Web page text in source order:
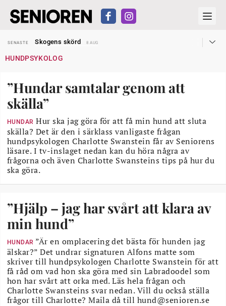
SENASTE
Skogens skörd
8 AUG
SENASTE
Reform för äldre kan bli slag i luften
SENASTE
Snart kan telefonförsäljning förbjudas i Sverige
SENASTE
Hyror rusar ifrån äldres bostadstillägg
28 JUL
SENASTE
Skogens skörd
HUNDPSYKOLOG
”Hundar samtalar genom att
skälla”
HUNDAR Hur ska jag göra för att få min hund att sluta
skälla? Det är den i särklass vanligaste frågan
hundpsykologen Charlotte Swanstein får av Seniorens
läsare. I tv-inslaget nedan kan du höra några av
frågorna och även Charlotte Swansteins tips på hur du
ska göra.
”Hjälp – jag har svårt att klara av
min hund”
HUNDAR ”Är en omplacering det bästa för hunden jag
älskar?” Det undrar signaturen Alfons matte som
skriver till hundpsykologen Charlotte Swanstein för att
få råd om vad hon ska göra med sin Labradoodel som
hon har svårt att orka med. Läs hela frågan och
Charlotte Swansteins svar nedan. Vill du också ställa
frågor till Charlotte? Maila då till hund@senioren.se